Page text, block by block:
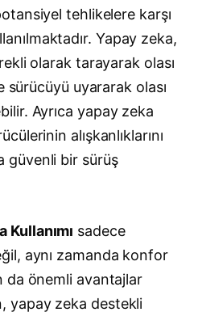
tehlikelere karşı
Yapay zeka,
olarak tarayarak olası
uyararak olası
Ayrıca yapay zeka
alışkanlıklarını
güvenli bir sürüş
Kullanımı sadece
aynı zamanda konfor
da önemli avantajlar
yapay zeka destekli